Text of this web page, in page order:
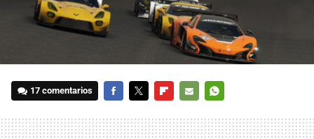
17 comentarios
MAIL